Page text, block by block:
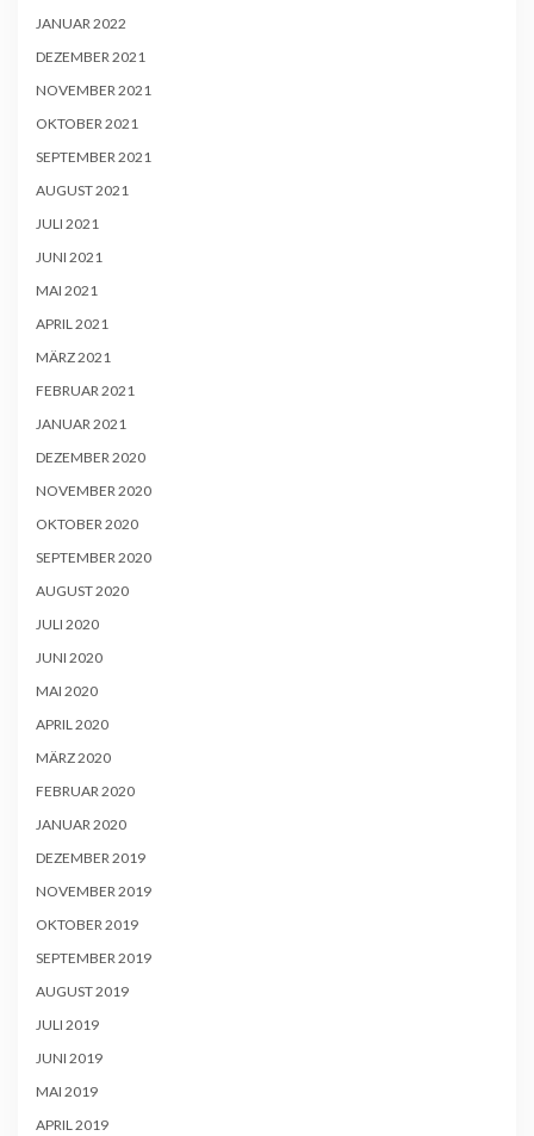
JANUAR 2022
DEZEMBER 2021
NOVEMBER 2021
OKTOBER 2021
SEPTEMBER 2021
AUGUST 2021
JULI 2021
JUNI 2021
MAI 2021
APRIL 2021
MÄRZ 2021
FEBRUAR 2021
JANUAR 2021
DEZEMBER 2020
NOVEMBER 2020
OKTOBER 2020
SEPTEMBER 2020
AUGUST 2020
JULI 2020
JUNI 2020
MAI 2020
APRIL 2020
MÄRZ 2020
FEBRUAR 2020
JANUAR 2020
DEZEMBER 2019
NOVEMBER 2019
OKTOBER 2019
SEPTEMBER 2019
AUGUST 2019
JULI 2019
JUNI 2019
MAI 2019
APRIL 2019